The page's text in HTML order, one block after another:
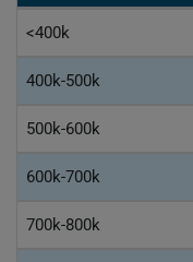
<400k
400k-500k
500k-600k
600k-700k
700k-800k